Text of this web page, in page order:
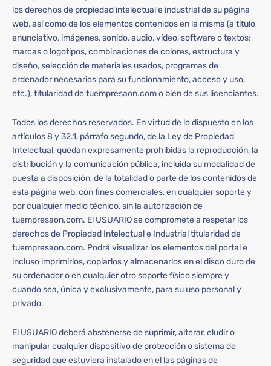
los derechos de propiedad intelectual e industrial de su página
web, así como de los elementos contenidos en la misma (a título
enunciativo, imágenes, sonido, audio, vídeo, software o textos;
marcas o logotipos, combinaciones de colores, estructura y
diseño, selección de materiales usados, programas de
ordenador necesarios para su funcionamiento, acceso y uso,
etc.), titularidad de tuempresaon.com o bien de sus licenciantes.
Todos los derechos reservados. En virtud de lo dispuesto en los
artículos 8 y 32.1, párrafo segundo, de la Ley de Propiedad
Intelectual, quedan expresamente prohibidas la reproducción, la
distribución y la comunicación pública, incluida su modalidad de
puesta a disposición, de la totalidad o parte de los contenidos de
esta página web, con fines comerciales, en cualquier soporte y
por cualquier medio técnico, sin la autorización de
tuempresaon.com. El USUARIO se compromete a respetar los
derechos de Propiedad Intelectual e Industrial titularidad de
tuempresaon.com. Podrá visualizar los elementos del portal e
incluso imprimirlos, copiarlos y almacenarlos en el disco duro de
su ordenador o en cualquier otro soporte físico siempre y
cuando sea, única y exclusivamente, para su uso personal y
privado.
El USUARIO deberá abstenerse de suprimir, alterar, eludir o
manipular cualquier dispositivo de protección o sistema de
seguridad que estuviera instalado en el las páginas de